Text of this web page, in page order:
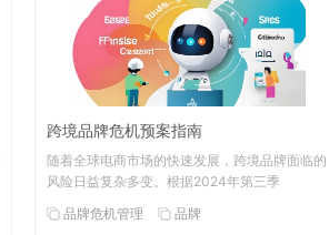
跨境品牌危机预案指南
随着全球电商市场的快速发展，跨境品牌面临的
风险日益复杂多变。根据2024年第三季
品牌危机管理
品牌